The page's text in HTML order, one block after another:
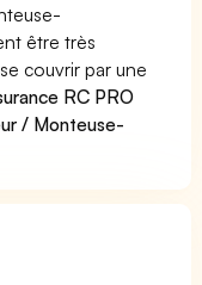
être très
couvrir par une
RC PRO
/ Monteuse-